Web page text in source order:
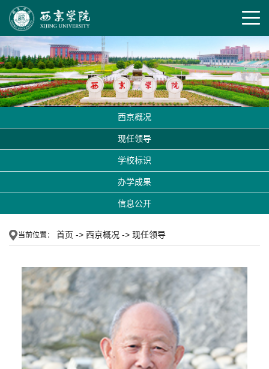
西京概况
现任领导
学校标识
办学成果
信息公开
当前位置： 首页 -> 西京概况 -> 现任领导